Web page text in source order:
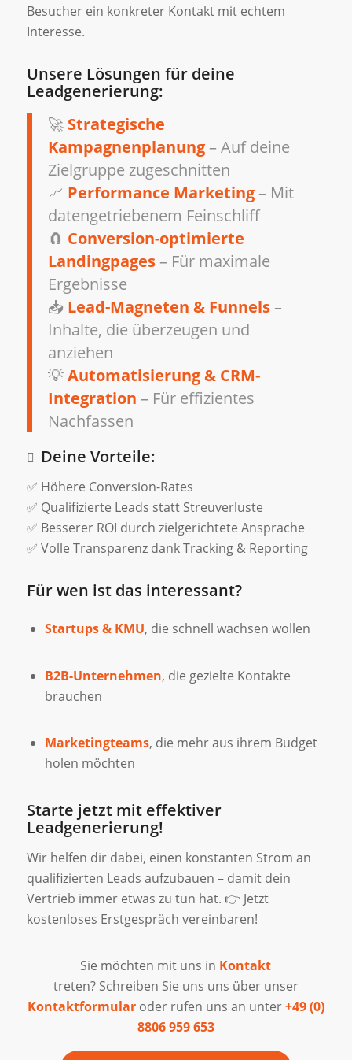
Besucher ein konkreter Kontakt mit echtem
Interesse.
Unsere Lösungen für deine
Leadgenerierung:
🚀 Strategische
Kampagnenplanung– Auf deine
Zielgruppe zugeschnitten
📈 Performance Marketing– Mit
datengetriebenem Feinschliff
🧲 Conversion-optimierte
Landingpages– Für maximale
Ergebnisse
📥 Lead-Magneten & Funnels–
Inhalte, die überzeugen und
anziehen
💡Automatisierung & CRM-
Integration – Für effizientes
Nachfassen
Deine Vorteile:
✅ Höhere Conversion-Rates
✅ Qualifizierte Leads statt Streuverluste
✅ Besserer ROI durch zielgerichtete Ansprache
✅ Volle Transparenz dank Tracking & Reporting
Für wen ist das interessant?
Startups & KMU, die schnell wachsen wollen
B2B-Unternehmen, die gezielte Kontakte
brauchen
Marketingteams, die mehr aus ihrem Budget
holen möchten
Starte jetzt mit effektiver
Leadgenerierung!
Wir helfen dir dabei, einen konstanten Strom an
qualifizierten Leads aufzubauen – damit dein
Vertrieb immer etwas zu tun hat. 👉 Jetzt
kostenloses Erstgespräch vereinbaren!
Sie möchten mit uns in Kontakt
treten? Schreiben Sie uns uns über unser
Kontaktformular oder rufen uns an unter+49 (0)
8806 959 653